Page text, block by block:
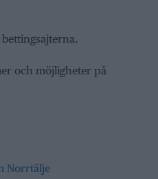
bettingsajterna.
och möjligheter på